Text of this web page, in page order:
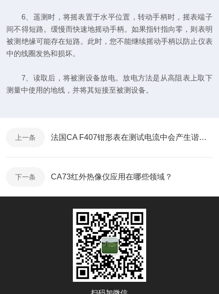
6、遥测时，将摇表置于水平位置，转动手柄时，摇表端子
间不得短路。缓慢而快速地摇动手柄。如果指针指向零，则表明
被测绝缘可能存在短路。此时，您不能继续摇动手柄以防止仪表
中的线圈发热和损坏。
7、读取后，将被测设备放电。放电方法是从高阻表上取下
测量中使用的地线，并将其短接至被测设备。
上一条 法国CA F407钳形表在测试电流中会产生谐波吗？
下一条 CA73红外热像仪应用在哪些领域？